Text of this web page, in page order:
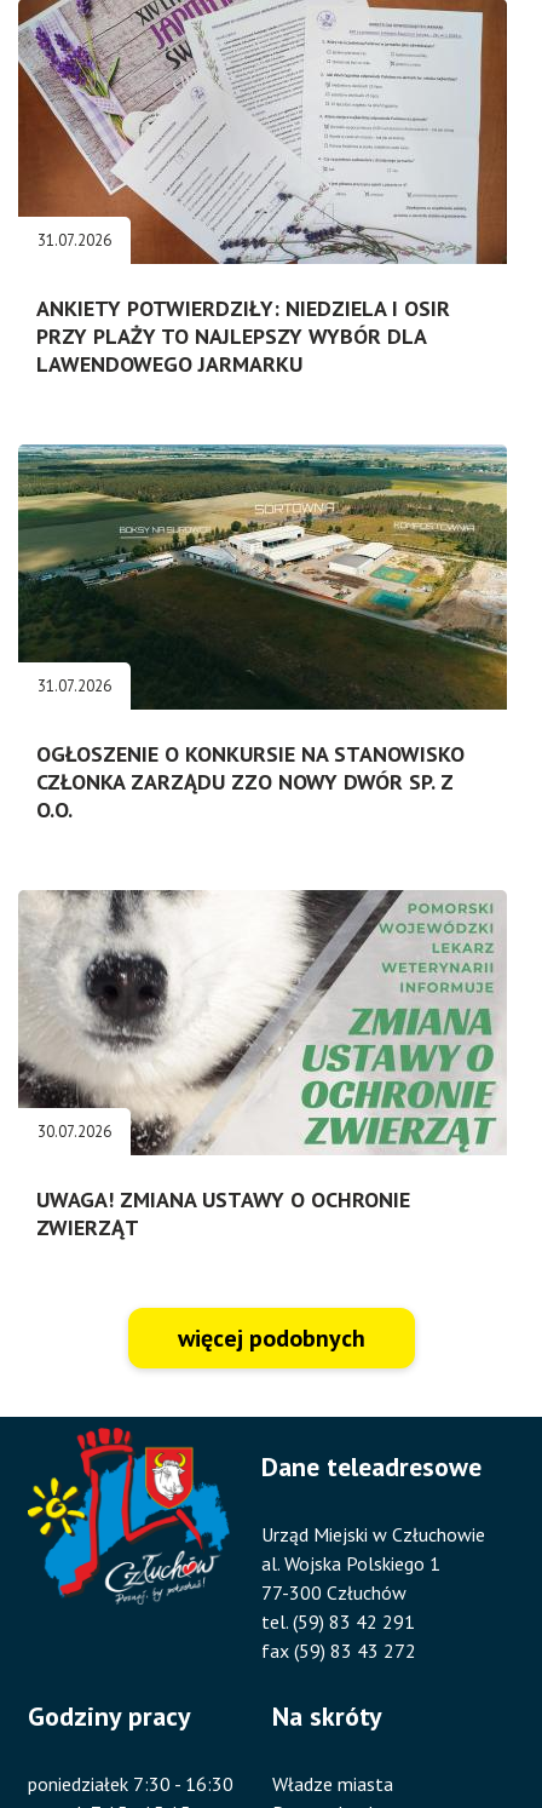
31.07.2026
ANKIETY POTWIERDZIŁY: NIEDZIELA I OSIR
PRZY PLAŻY TO NAJLEPSZY WYBÓR DLA
LAWENDOWEGO JARMARKU
31.07.2026
OGŁOSZENIE O KONKURSIE NA STANOWISKO
CZŁONKA ZARZĄDU ZZO NOWY DWÓR SP. Z
O.O.
30.07.2026
UWAGA! ZMIANA USTAWY O OCHRONIE
ZWIERZĄT
więcej podobnych
Dane teleadresowe
Urząd Miejski w Człuchowie
al. Wojska Polskiego 1
77-300 Człuchów
tel. (59) 83 42 291
fax (59) 83 43 272
Godziny pracy
poniedziałek 7:30 - 16:30
Na skróty
Władze miasta